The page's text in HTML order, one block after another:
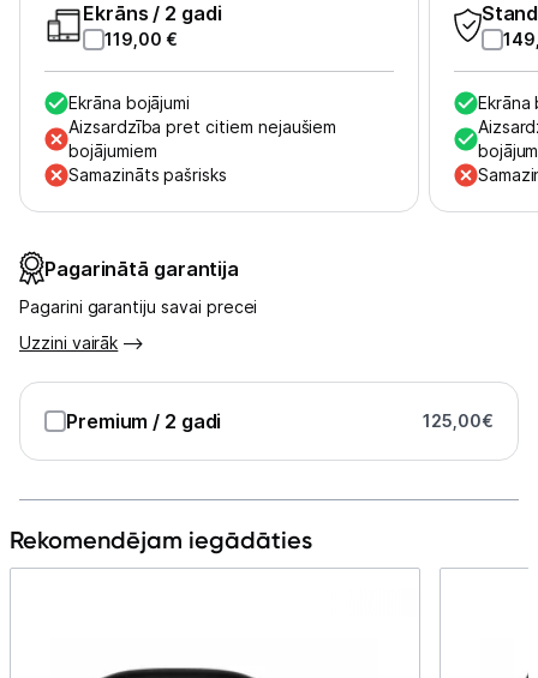
Uzņēmumiem
Kontakti
Ekrāns / 2 gadi
119,00 €
Ekrāna bojājumi
Aizsardzība pret citiem nejaušiem
bojājumiem
Samazināts pašrisks
Ekrāna
Pagarinātā garantija
Pagarini garantiju savai precei
Uzzini vairāk
Premium / 2 gadi 125,00€
Rekomendējam iegādāties